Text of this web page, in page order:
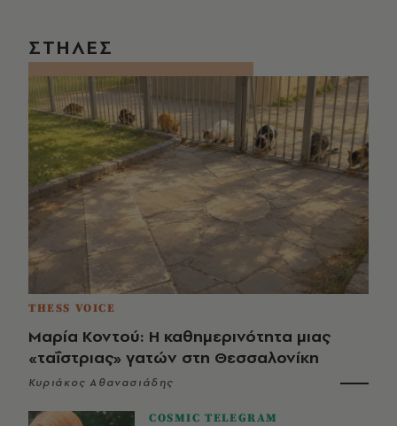
ΣΤΗΛΕΣ
THESS VOICE
Μαρία Κοντού: Η καθημερινότητα μιας
«ταΐστριας» γατών στη Θεσσαλονίκη
Κυριάκος Αθανασιάδης
COSMIC TELEGRAM